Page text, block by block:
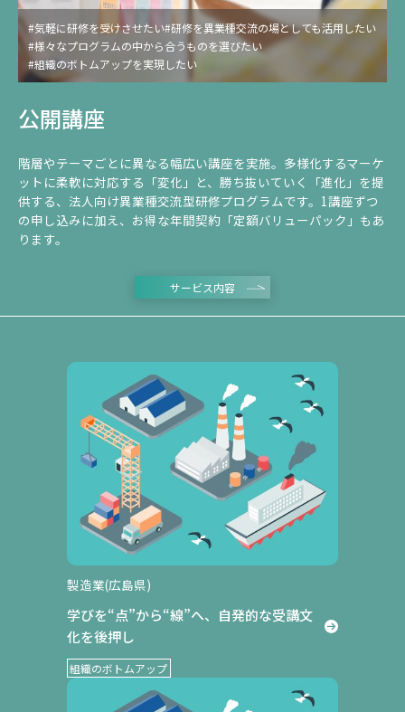
公開講座
階層やテーマごとに異なる幅広い講座を実施。多様化するマーケ
ットに柔軟に対応する「変化」と、勝ち抜いていく「進化」を提
供する、法人向け異業種交流型研修プログラムです。1講座ずつ
の申し込みに加え、お得な年間契約「定額バリューパック」もあ
ります。
サービス内容
#気軽に研修を受けさせたい#研修を異業種交流の場としても活用したい
#様々なプログラムの中から合うものを選びたい
#組織のボトムアップを実現したい
#年間契約でお得に研修を受けさせたい
製造業(広島県)
学びを“点”から“線”へ、自発的な受講文
化を後押し
組織のボトムアップ